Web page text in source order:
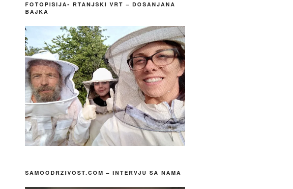
FOTOPISIJA- RTANJSKI VRT – DOSANJANA
BAJKA
SAMOODRZIVOST.COM – INTERVJU SA NAMA